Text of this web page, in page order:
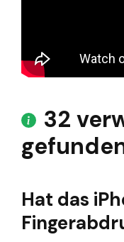
32
Hat das